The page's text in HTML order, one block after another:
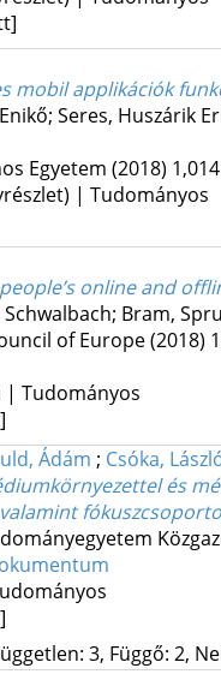
mobil applikációk
Seres, Huszárik
Egyetem (2018)
| Tudományos
online and
Bram,
of Europe(2018)
| Tudományos
Ádám ; Csóka,
és
3, Függő: 2,